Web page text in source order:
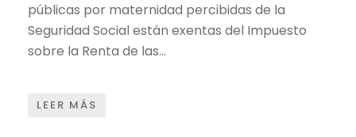
públicas por maternidad percibidas de la
Seguridad Social están exentas del Impuesto
sobre la Renta de las…
LEER MÁS